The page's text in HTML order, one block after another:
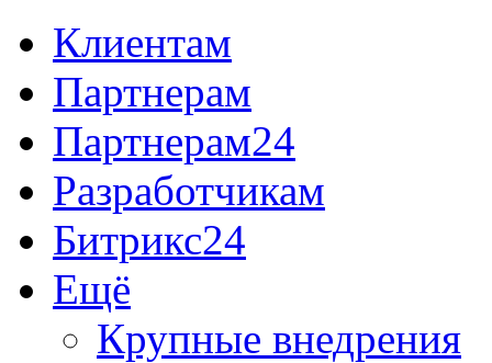
Клиентам
Партнерам
Партнерам24
Разработчикам
Битрикс24
Ещё
Крупные внедрения